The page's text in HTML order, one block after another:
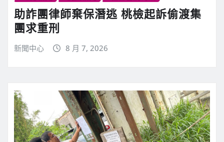
助詐團律師棄保潛逃 桃檢起訴偷渡集
團求重刑
新聞中心 8 月 7, 2026